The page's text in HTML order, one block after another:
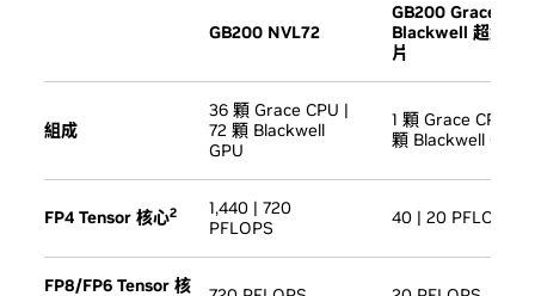
GB200 NVL72
GB200 Grace
Blackwell 超級晶
片
組成
36 顆 Grace CPU |
72 顆 Blackwell
GPU
1 顆 Grace CPU | 2
顆 Blackwell GPU
FP4 Tensor 核心2
1,440 | 720
PFLOPS
40 | 20 PFLOPS
FP8/FP6 Tensor 核